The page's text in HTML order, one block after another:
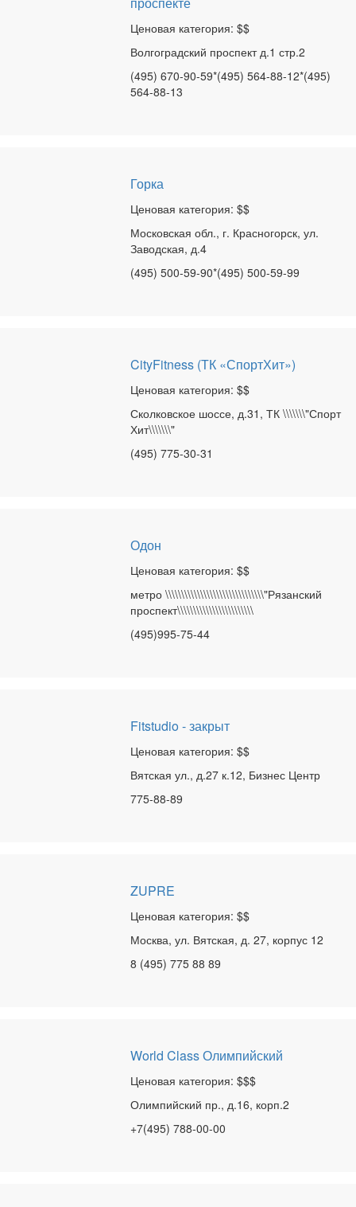
Ценовая категория: $$
Волгоградский проспект д.1 стр.2
(495) 670-90-59*(495) 564-88-12*(495)
564-88-13
Горка
Ценовая категория: $$
Московская обл., г. Красногорск, ул.
Заводская, д.4
(495) 500-59-90*(495) 500-59-99
CityFitness (ТК «СпортХит»)
Ценовая категория: $$
Сколковское шоссе, д.31, ТК \\\\\\\"Спорт
Хит\\\\\\\"
(495) 775-30-31
Одон
Ценовая категория: $$
метро \\\\\\\\\\\\\\\\\\\\\\\\\\\\\\\"Рязанский
проспект\\\\\\\\\\\\\\\\\\\\\\\\
(495)995-75-44
Fitstudio - закрыт
Ценовая категория: $$
Вятская ул., д.27 к.12, Бизнес Центр
775-88-89
ZUPRE
Ценовая категория: $$
Москва, ул. Вятская, д. 27, корпус 12
8 (495) 775 88 89
World Class Олимпийский
Ценовая категория: $$$
Олимпийский пр., д.16, корп.2
+7(495) 788-00-00